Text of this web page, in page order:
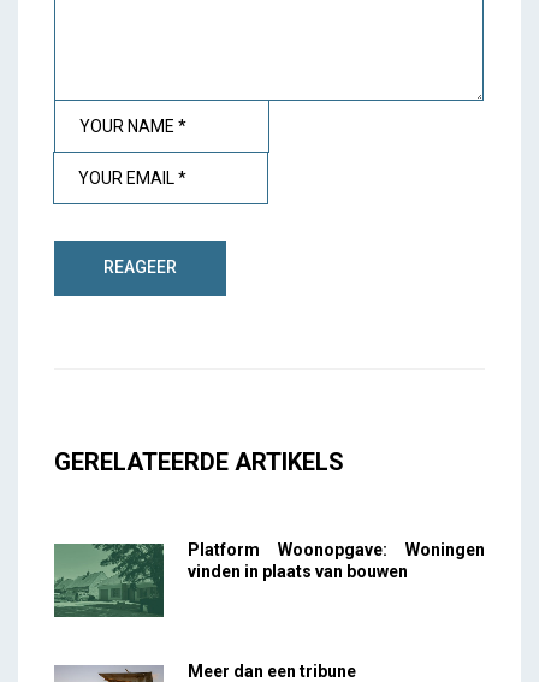
GERELATEERDE ARTIKELS
Platform Woonopgave: Woningen
vinden in plaats van bouwen
Meer dan een tribune